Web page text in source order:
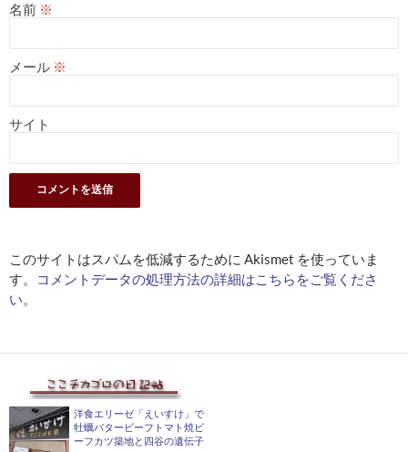
名前 ※
メール ※
サイト
このサイトはスパムを低減するために Akismet を使っていま
す。
コメントデータの処理方法の詳細はこちらをご覧くださ
い。
洋食エリーゼ「えいすけ」で
牡蠣バタービーフトマト焼ビ
ーフカツ築地と四谷の遺伝子